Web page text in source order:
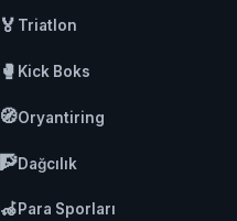
🏅 Triatlon
🥊 Kick Boks
🧭Oryantiring
🧗Dağcılık
🦽Para Sporları